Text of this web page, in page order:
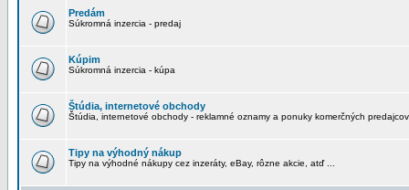
Predám
Súkromná inzercia - predaj
Kúpim
Súkromná inzercia - kúpa
Štúdia, internetové obchody
Štúdia, internetové obchody - reklamné oznamy a ponuky komerčných predajcov
Tipy na výhodný nákup
Tipy na výhodné nákupy cez inzeráty, eBay, rôzne akcie, atď ...